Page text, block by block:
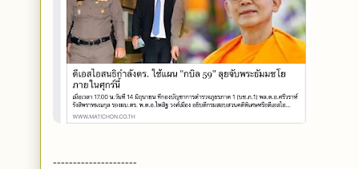
---------------------